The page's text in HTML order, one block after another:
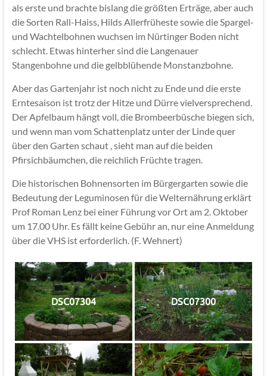
als erste und brachte bislang die größten Erträge, aber auch
die Sorten Rall-Haiss, Hilds Allerfrüheste sowie die Spargel-
und Wachtelbohnen wuchsen im Nürtinger Boden nicht
schlecht. Etwas hinterher sind die Langenauer
Stangenbohne und die gelbblühende Monstanzbohne.
Aber das Gartenjahr ist noch nicht zu Ende und die erste
Erntesaison ist trotz der Hitze und Dürre vielversprechend.
Der Apfelbaum hängt voll, die Brombeerbüsche biegen sich,
und wenn man vom Schattenplatz unter der Linde quer
über den Garten schaut , sieht man auf die beiden
Pfirsichbäumchen, die reichlich Früchte tragen.
Die historischen Bohnensorten im Bürgergarten sowie die
Bedeutung der Leguminosen für die Welternährung erklärt
Prof Roman Lenz bei einer Führung vor Ort am 2. Oktober
um 17.00 Uhr. Es fällt keine Gebühr an, nur eine Anmeldung
über die VHS ist erforderlich. (F. Wehnert)
DSC07304 DSC07300